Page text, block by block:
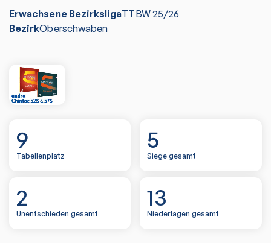
Erwachsene BezirksligaTTBW25/26
BezirkOberschwaben
9
Tabellenplatz
5
Siege gesamt
2
Unentschieden gesamt
13
Niederlagen gesamt